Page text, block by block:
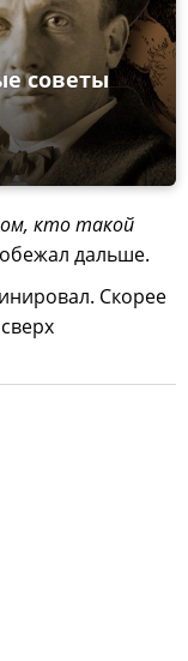
советы
кто такой
дальше.
Скорее